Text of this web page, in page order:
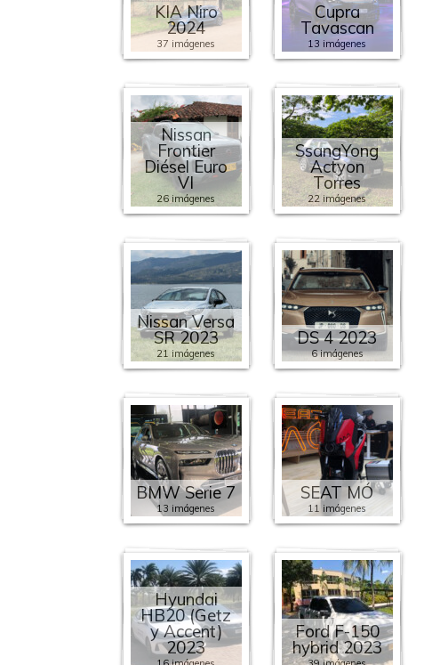
KIA Niro
2024
37 imágenes
Cupra
Tavascan
13 imágenes
Nissan
Frontier
Diésel Euro
VI
26 imágenes
SsangYong
Actyon
Torres
22 imágenes
Nissan Versa
SR 2023
21 imágenes
DS 4 2023
6 imágenes
BMW Serie 7
13 imágenes
SEAT MÓ
11 imágenes
Hyundai
HB20 (Getz
y Accent)
2023
Ford F-150
hybrid 2023